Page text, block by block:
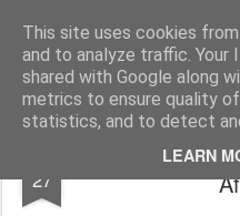
This site uses cookies
and to analyze traffic. Your
shared with Google along
metrics to ensure quality
statistics, and to detect
LEARN
BTB concept Media
27